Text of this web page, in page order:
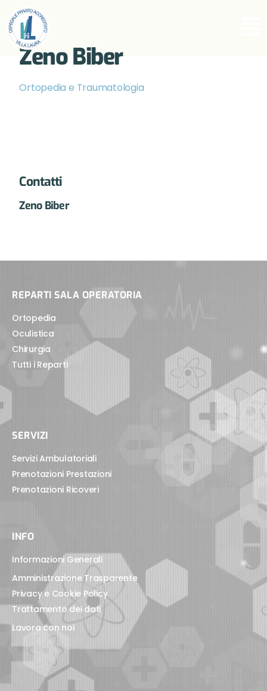
Zeno Biber
Ortopedia e Traumatologia
Contatti
Zeno Biber
REPARTI SALA OPERATORIA
Ortopedia
Oculistica
Chirurgia
Tutti i Reparti
SERVIZI
Servizi Ambulatoriali
Prenotazioni Prestazioni
Prenotazioni Ricoveri
INFO
Informazioni Generali
Amministrazione Trasparente
Privacy e Cookie Policy
Trattamento dei dati
Lavora con noi